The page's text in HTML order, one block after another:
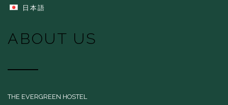
日本語
ABOUT US
THE EVERGREEN HOSTEL